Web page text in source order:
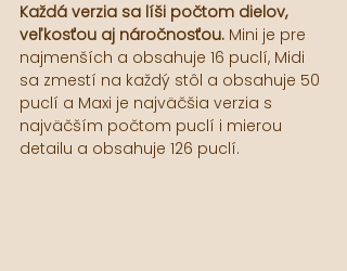
Každá verzia sa líši počtom dielov,
veľkosťou aj náročnosťou. Mini je pre
najmenších a obsahuje 16 puclí, Midi
sa zmestí na každý stôl a obsahuje 50
puclí a Maxi je najväčšia verzia s
najväčším počtom puclí i mierou
detailu a obsahuje 126 puclí.